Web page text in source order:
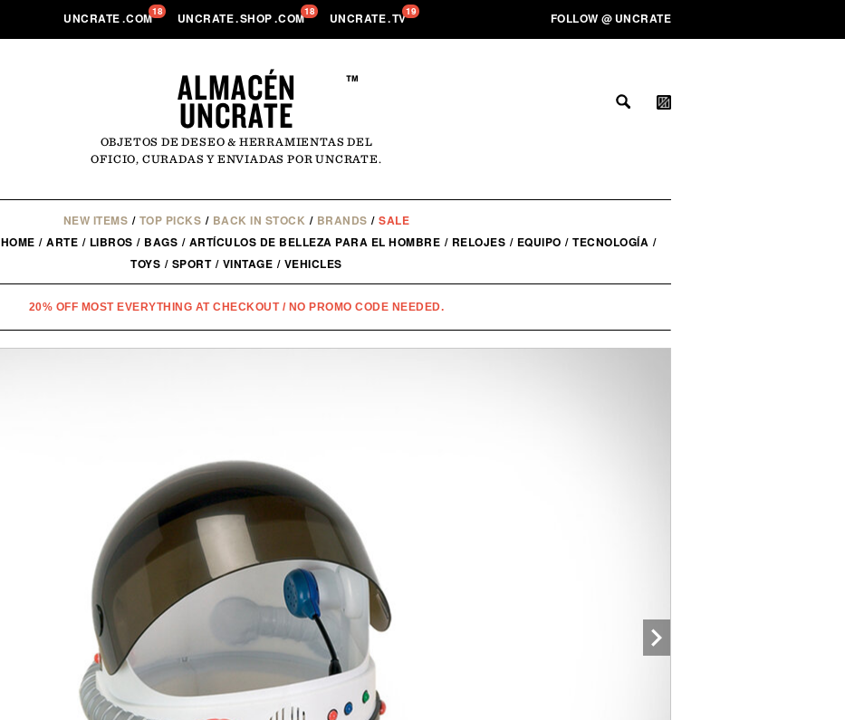
UNCRATE.COM18 UNCRATE.SHOP.COM18 UNCRATE.TV19 FOLLOW @ UNCRATE
ALMACÉN
UNCRATE
™
OBJETOS DE DESEO & HERRAMIENTAS DEL
OFICIO, CURADAS Y ENVIADAS POR UNCRATE.
NEW ITEMS / TOP PICKS / BACK IN STOCK / BRANDS / SALE
HOME / ARTE / LIBROS / BAGS / ARTÍCULOS DE BELLEZA PARA EL HOMBRE / RELOJES / EQUIPO / TECNOLOGÍA /
TOYS / SPORT / VINTAGE / VEHICLES
20% OFF MOST EVERYTHING AT CHECKOUT / NO PROMO CODE NEEDED.